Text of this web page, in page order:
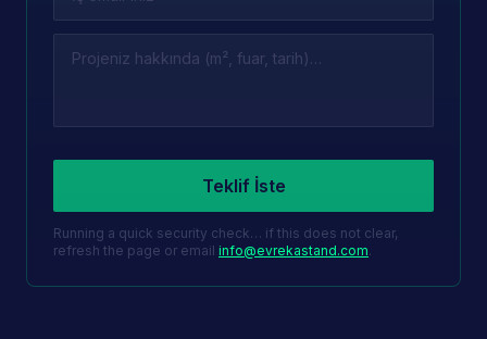
Teklif İste
Running a quick security check… if this does not clear,
refresh the page or email info@evrekastand.com.